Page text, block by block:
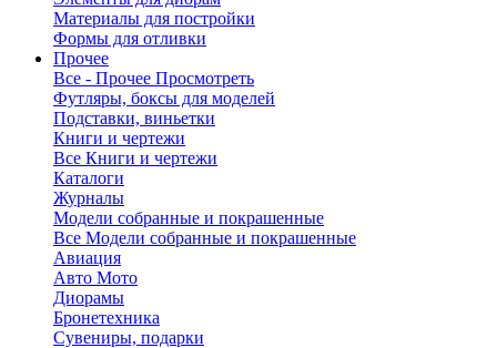
Материалы для постройки
Формы для отливки
Прочее
Все - Прочее Просмотреть
Футляры, боксы для моделей
Подставки, виньетки
Книги и чертежи
Все Книги и чертежи
Каталоги
Журналы
Модели собранные и покрашенные
Все Модели собранные и покрашенные
Авиация
Авто Мото
Диорамы
Бронетехника
Сувениры, подарки